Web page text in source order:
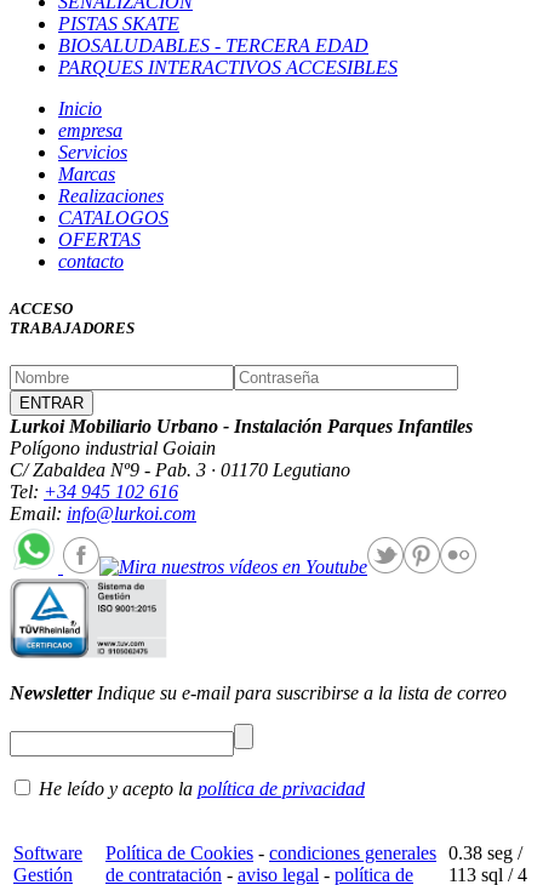
PISTAS SKATE
BIOSALUDABLES - TERCERA EDAD
PARQUES INTERACTIVOS ACCESIBLES
Inicio
empresa
Servicios
Marcas
Realizaciones
CATALOGOS
OFERTAS
contacto
ACCESO
TRABAJADORES
Lurkoi Mobiliario Urbano - Instalación Parques Infantiles
Polígono industrial Goiain
C/ Zabaldea Nº9 - Pab. 3 · 01170 Legutiano
Tel: +34 945 102 616
Email: info@lurkoi.com
NewsletterIndique su e-mail para suscribirse a la lista de correo
He leído y acepto la política de privacidad
Software
Gestión
Política de Cookies - condiciones generales
de contratación - aviso legal - política de
0.38 seg /
113 sql / 4